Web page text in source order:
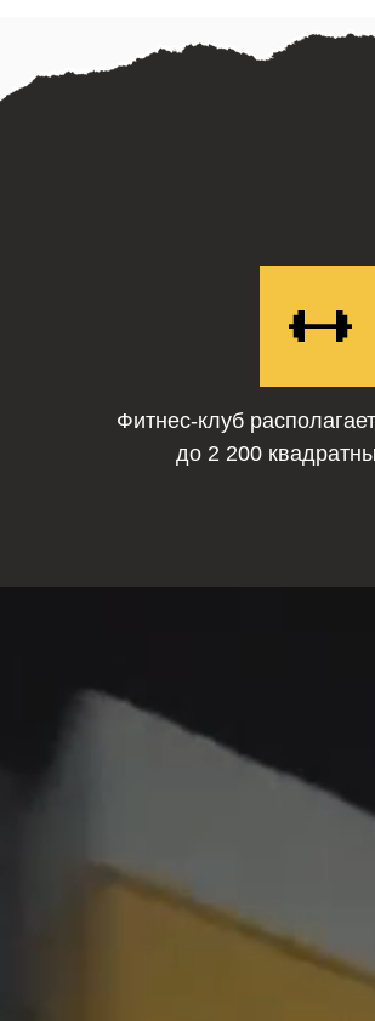
Фитнес-клуб
до 2 200